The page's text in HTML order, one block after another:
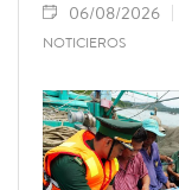
06/08/2026
NOTICIEROS